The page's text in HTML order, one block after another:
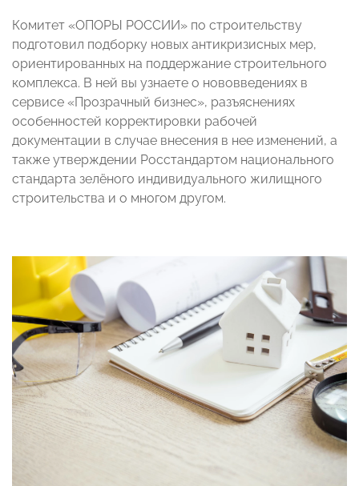
Комитет «ОПОРЫ РОССИИ» по строительству
подготовил подборку новых антикризисных мер,
ориентированных на поддержание строительного
комплекса. В ней вы узнаете о нововведениях в
сервисе «Прозрачный бизнес», разъяснениях
особенностей корректировки рабочей
документации в случае внесения в нее изменений, а
также утверждении Росстандартом национального
стандарта зелёного индивидуального жилищного
строительства и о многом другом.